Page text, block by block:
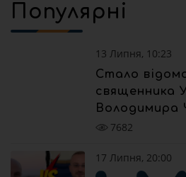
Популярні
13 Липня, 10:23
Стало
священника
Володимира
7682
17 Липня, 20:00